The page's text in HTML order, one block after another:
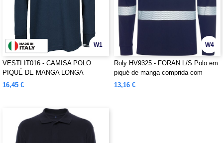
W1
VESTI IT016 - CAMISA POLO
PIQUÉ DE MANGA LONGA
INFANTIL
16,45 €
W4
Roly HV9325 - FORAN L/S Polo em
piqué de manga comprida com
visibilidade melhorada e tratamento
13,16 €